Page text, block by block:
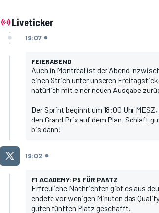
Liveticker
19:07
FEIERABEND
Auch in Montreal ist der Abend
einen Strich unter unseren
natürlich mit einer neuen Ausgabe
Der Sprint beginnt um 18:00 Uhr
den Grand Prix auf dem Plan. Schlaft
bis dann!
19:02
F1 ACADEMY: P5 FÜR PAATZ
Erfreuliche Nachrichten gibt es aus
endete vor wenigen Minuten das
guten fünften Platz geschafft.